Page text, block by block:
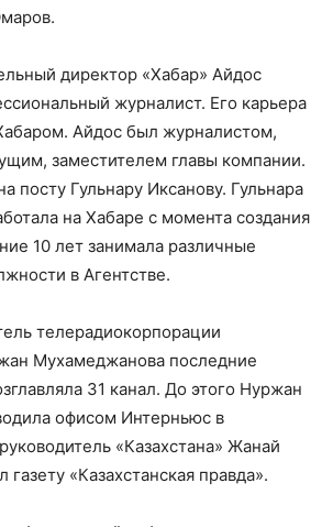
директор «Хабар» Айдос
журналист. Его карьера
Айдос был журналистом,
заместителем главы компании.
посту Гульнару Иксанову. Гульнара
на Хабаре с момента создания
10 лет занимала различные
в Агентстве.
телерадиокорпорации
Мухамеджанова последние
31 канал. До этого Нуржан
офисом Интерньюс в
«Казахстана» Жанай
газету «Казахстанская правда».